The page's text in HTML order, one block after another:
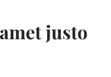
justo